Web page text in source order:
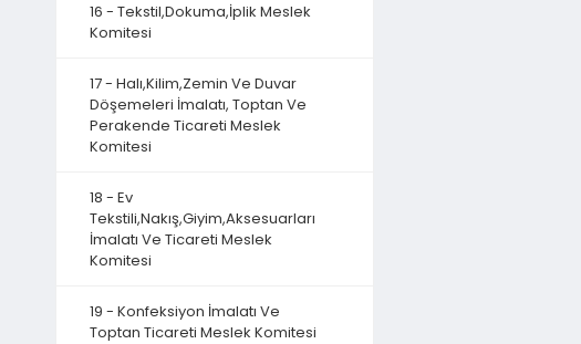
16 - Tekstil,Dokuma,İplik Meslek
Komitesi
17 - Halı,Kilim,Zemin Ve Duvar
Döşemeleri İmalatı, Toptan Ve
Perakende Ticareti Meslek
Komitesi
18 - Ev
Tekstili,Nakış,Giyim,Aksesuarları
İmalatı Ve Ticareti Meslek
Komitesi
19 - Konfeksiyon İmalatı Ve
Toptan Ticareti Meslek Komitesi